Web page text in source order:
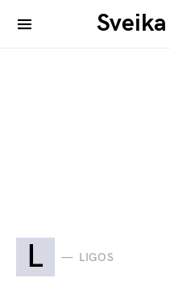
L LIGOS